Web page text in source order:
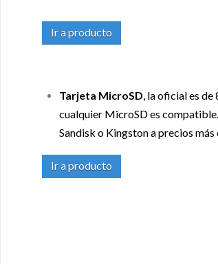
Ir a producto
Tarjeta MicroSD , la oficial es
cualquier MicroSD es
Sandisk o Kingston a precios
Ir a producto